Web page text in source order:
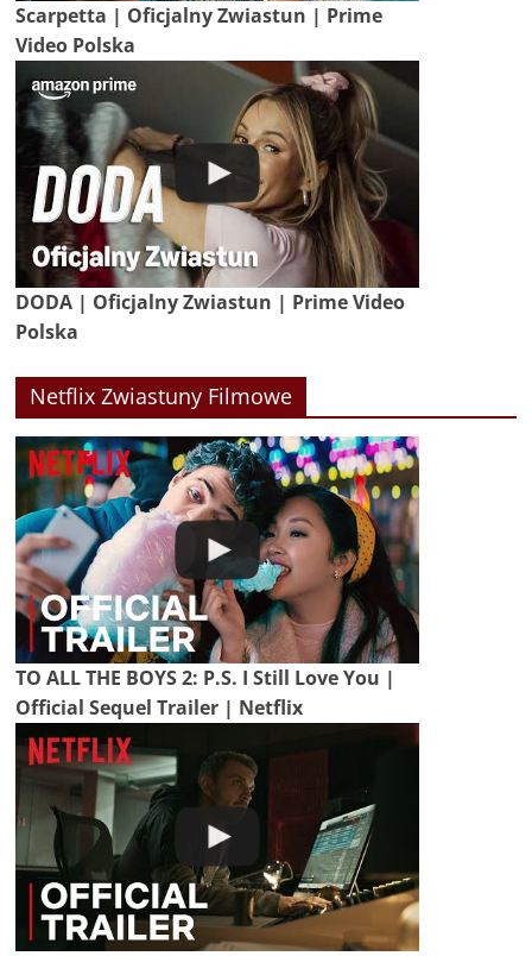
Scarpetta | Oficjalny Zwiastun | Prime
Video Polska
DODA | Oficjalny Zwiastun | Prime Video
Polska
Netflix Zwiastuny Filmowe
TO ALL THE BOYS 2: P.S. I Still Love You |
Official Sequel Trailer | Netflix